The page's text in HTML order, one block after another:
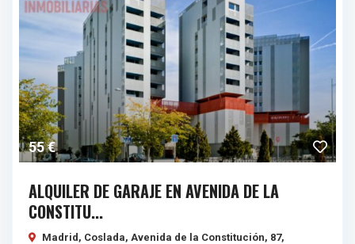
55 €
ALQUILER DE GARAJE EN AVENIDA DE LA
CONSTITU...
Madrid, Coslada, Avenida de la Constitución, 87,